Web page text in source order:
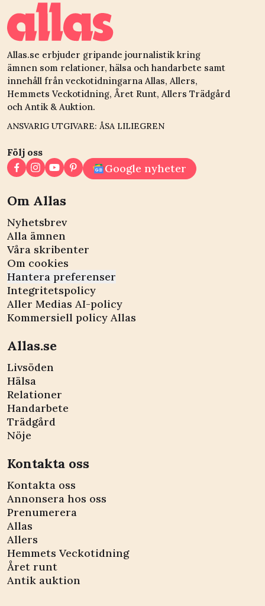
Allas.se erbjuder gripande journalistik kring
ämnen som relationer, hälsa och handarbete samt
innehåll från veckotidningarna Allas, Allers,
Hemmets Veckotidning, Året Runt, Allers Trädgård
och Antik & Auktion.
ANSVARIG UTGIVARE: ÅSA LILIEGREN
Följ oss
Google nyheter
Om Allas
Nyhetsbrev
Alla ämnen
Våra skribenter
Om cookies
Hantera preferenser
Integritetspolicy
Aller Medias AI-policy
Kommersiell policy Allas
Allas.se
Livsöden
Hälsa
Relationer
Handarbete
Trädgård
Nöje
Kontakta oss
Kontakta oss
Annonsera hos oss
Prenumerera
Allas
Allers
Hemmets Veckotidning
Året runt
Antik auktion